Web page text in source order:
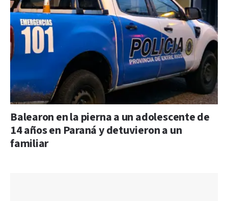
Balearon en la pierna a un adolescente de
14 años en Paraná y detuvieron a un
familiar